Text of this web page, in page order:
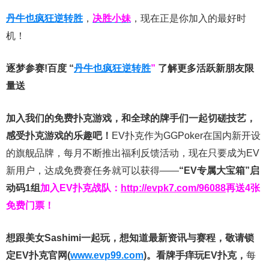
丹牛也疯狂逆转胜， 决胜小妹，现在正是你加入的最好时
机！
逐梦参赛!百度 “丹牛也疯狂逆转胜” 了解更多活跃新朋友限
量送
加入我们的免费扑克游戏，和全球的牌手们一起切磋技艺，
感受扑克游戏的乐趣吧！ EV扑克作为GGPoker在国内新开设
的旗舰品牌，每月不断推出福利反馈活动，现在只要成为EV
新用户，达成免费赛任务就可以获得——“EV专属大宝箱”启
动码1组加入EV扑克战队： http://evpk7.com/96088再送4张
免费门票！
想跟美女Sashimi一起玩， 想知道最新资讯与赛程， 敬请锁
定EV扑克官网(www.evp99.com)。 看牌手痒玩EV扑克， 每